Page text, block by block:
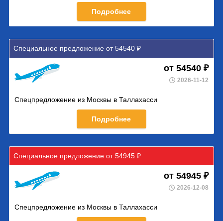
Подробнее
Специальное предложение от 54540 ₽
от 54540 ₽
2026-11-12
Спецпредложение из Москвы в Таллахасси
Подробнее
Специальное предложение от 54945 ₽
от 54945 ₽
2026-12-08
Спецпредложение из Москвы в Таллахасси